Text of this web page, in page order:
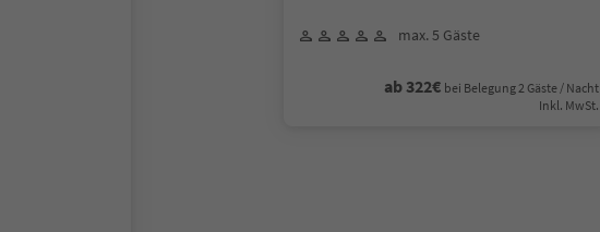
max. 5 Gäste
ab 322€ bei Belegung 2 Gäste / Nacht
Inkl. MwSt.